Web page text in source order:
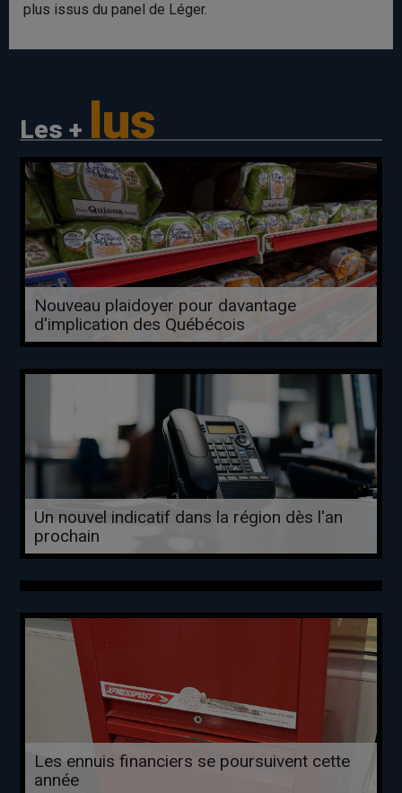
plus issus du panel de Léger.
Les + lus
Nouveau plaidoyer pour davantage
d'implication des Québécois
Un nouvel indicatif dans la région dès l'an
prochain
Les ennuis financiers se poursuivent cette
année